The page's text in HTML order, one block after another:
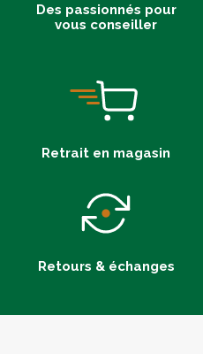
Des passionnés pour
vous conseiller
Retrait en magasin
Retours & échanges